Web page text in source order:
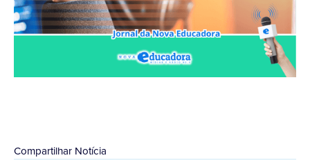
Compartilhar Notícia